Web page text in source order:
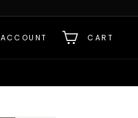
ACCOUNT CART